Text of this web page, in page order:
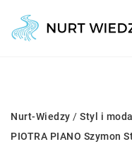
Nurt-Wiedzy / Styl i moda
PIOTRA PIANO Szymon